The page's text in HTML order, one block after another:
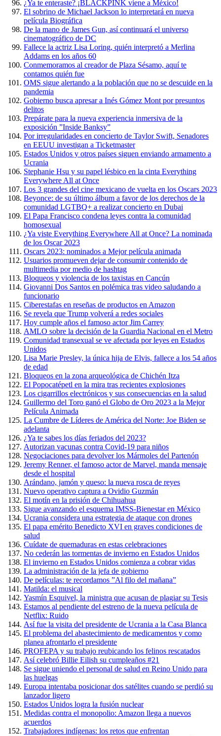
¿Ya te enteraste? ¡BLACKPINK viene a México!
El sobrino de Michael Jackson lo interpretará en nueva
película Biográfica
De la mano de James Gun, así continuará el universo
cinematográfico de DC
Fallece la actriz Lisa Loring, quién interpretó a Merlina
Addams en los años 60
Conmemoramos al creador de Plaza Sésamo, aquí te
contamos quién fue
OMS sigue alertando a la población que no se descuide en la
pandemia
Gobierno busca apresar a Inés Gómez Mont por presuntos
delitos
Prepárate para la nueva experiencia inmersiva de la
exposición ”Inside Banksy”
Por irregularidades en concierto de Taylor Swift, Senadores
en EEUU investigan a Ticketmaster
Estados Unidos y otros países siguen enviando armamento a
Ucrania
Stephanie Hsu y su papel lésbico en la cinta Everything
Everywhere All at Once
Los 3 grandes del cine mexicano de vuelta en los Oscars 2023
Beyonce: de su último álbum a favor de los derechos de la
comunidad LGTBQ+ a realizar concierto en Dubai
El Papa Francisco condena leyes contra la comunidad
homosexual
¿Ya viste Everything Everywhere All at Once? La nominada
de los Oscar 2023
Oscars 2023: nominados a Mejor película animada
Usuarios promueven dejar de consumir contenido de
multimedia por medio de hashtag
Bloqueos y violencia de los taxistas en Cancún
Giovanni Dos Santos en polémica tras video saludando a
funcionario
Ciberestafas en reseñas de productos en Amazon
Se revela que Trump volverá a redes sociales
Hoy cumple años el famoso actor Jim Carrey
AMLO sobre la decisión de la Guardia Nacional en el Metro
Comunidad transexual se ve afectada por leyes en Estados
Unidos
Lisa Marie Presley, la única hija de Elvis, fallece a los 54 años
de edad
Bloqueos en la zona arqueológica de Chichén Itza
El Popocatépetl en la mira tras recientes explosiones
Los cigarrillos electrónicos y sus consecuencias en la salud
Guillermo del Toro ganó el Globo de Oro 2023 a la Mejor
Película Animada
La Cumbre de Líderes de América del Norte: Joe Biden se
adelanta
¿Ya te sabes los días feriados del 2023?
Autorizan vacunas contra Covid-19 para niños
Negociaciones para devolver los Mármoles del Partenón
Jeremy Renner, el famoso actor de Marvel, manda mensaje
desde el hospital
Arándano, jamón y queso: la nueva rosca de reyes
Nuevo operativo captura a Ovidio Guzmán
El motín en la prisión de Chihuahua
Sigue avanzando el esquema IMSS-Bienestar en México
Ucrania considera una estrategia de ataque con drones
El papa emérito Benedicto XVI en graves condiciones de
salud
Cuídate de quemaduras en estas celebraciones
No cederán las tormentas de invierno en Estados Unidos
El invierno en Estados Unidos comienza a cobrar vidas
La administración de la jefa de gobierno
De películas: te recordamos ”Al filo del mañana”
Matilda: el musical
Yasmín Esquivel, la ministra que acusan de plagiar su Tesis
Estamos al pendiente del estreno de la nueva película de
Netflix: Ruido
Así fue la visita del presidente de Ucrania a la Casa Blanca
El problema del abastecimiento de medicamentos y como
planea afrontarlo el presidente
PROFEPA y su trabajo reubicando los felinos rescatados
Así celebró Billie Eilish su cumpleaños #21
Se sigue uniendo el personal de salud en Reino Unido para
las huelgas
Europa intentaba posicionar dos satélites cuando se perdió su
lanzador ligero
Estados Unidos logra la fusión nuclear
Medidas contra el monopolio: Amazon llega a nuevos
acuerdos
Trabajadores indígenas: los retos que enfrentan